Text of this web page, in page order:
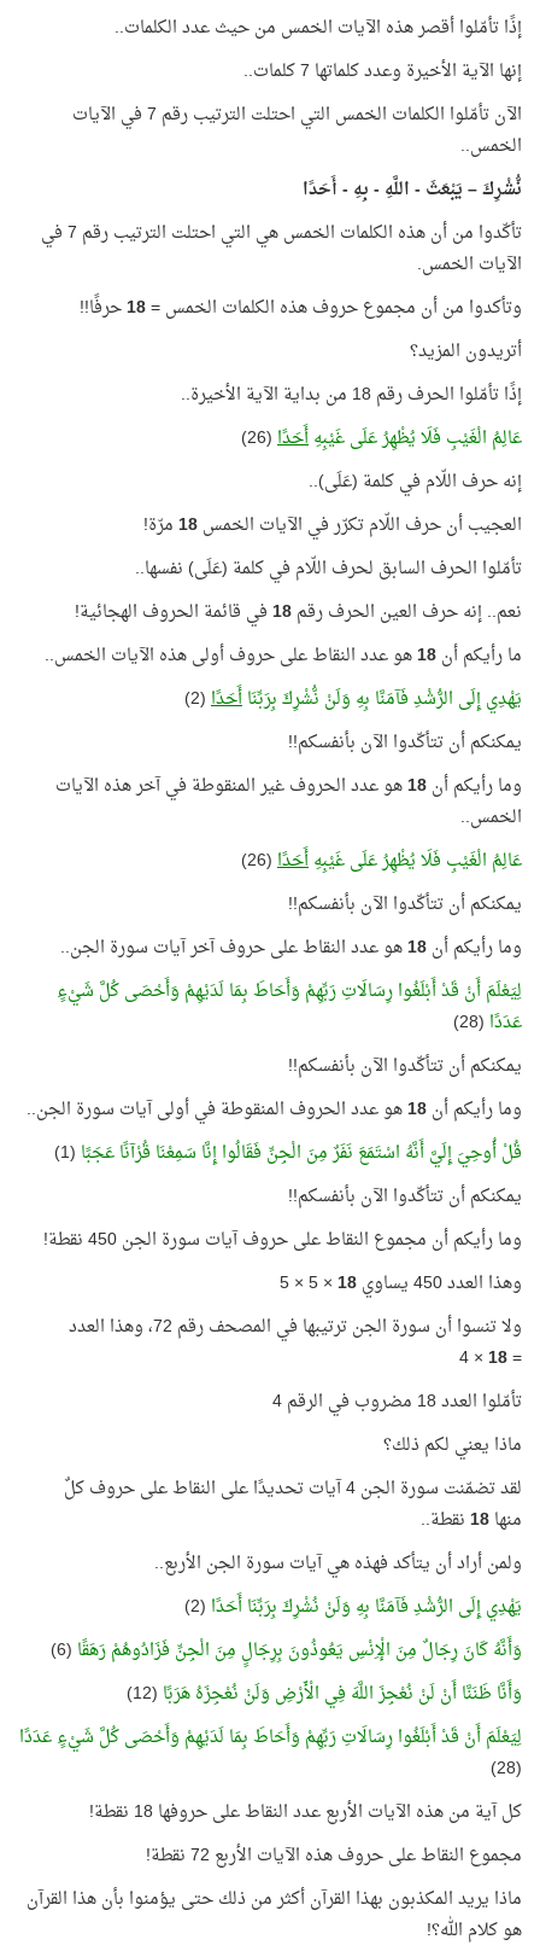
إذًا تأمّلوا أقصر هذه الآيات الخمس من حيث عدد الكلمات..
إنها الآية الأخيرة وعدد كلماتها 7 كلمات..
الآن تأمّلوا الكلمات الخمس التي احتلت الترتيب رقم 7 في الآيات
الخمس..
نُّشْرِكَ – يَبْعَثَ - اللَّهِ - بِهِ - أَحَدًا
تأكّدوا من أن هذه الكلمات الخمس هي التي احتلت الترتيب رقم 7 في
الآيات الخمس.
وتأكدوا من أن مجموع حروف هذه الكلمات الخمس =18حرفًا!!
أتريدون المزيد؟
إذًا تأمّلوا الحرف رقم 18 من بداية الآية الأخيرة..
عَالِمُ الْغَيْبِ فَلَا يُظْهِرُ عَلَى غَيْبِهِأَحَدًا(26)
إنه حرف اللّام في كلمة (عَلَى)..
العجيب أن حرف اللّام تكرّر في الآيات الخمس18مرّة!
تأمّلوا الحرف السابق لحرف اللّام في كلمة (عَلَى) نفسها..
نعم.. إنه حرف العين الحرف رقم18في قائمة الحروف الهجائية!
ما رأيكم أن18هو عدد النقاط على حروف أولى هذه الآيات الخمس..
يَهْدِي إِلَى الرُّشْدِ فَآمَنَّا بِهِ وَلَنْ نُّشْرِكَ بِرَبِّنَاأَحَدًا(2)
يمكنكم أن تتأكّدوا الآن بأنفسكم!!
وما رأيكم أن18هو عدد الحروف غير المنقوطة في آخر هذه الآيات
الخمس..
عَالِمُ الْغَيْبِ فَلَا يُظْهِرُ عَلَى غَيْبِهِأَحَدًا(26)
يمكنكم أن تتأكّدوا الآن بأنفسكم!!
وما رأيكم أن18هو عدد النقاط على حروف آخر آيات سورة الجن..
لِيَعْلَمَ أَنْ قَدْ أَبْلَغُوا رِسَالَاتِ رَبِّهِمْ وَأَحَاطَ بِمَا لَدَيْهِمْ وَأَحْصَى كُلَّ شَيْءٍ
عَدَدًا (28)
يمكنكم أن تتأكّدوا الآن بأنفسكم!!
وما رأيكم أن18هو عدد الحروف المنقوطة في أولى آيات سورة الجن..
قُلْ أُوحِيَ إِلَيَّ أَنَّهُ اسْتَمَعَ نَفَرٌ مِنَ الْجِنِّ فَقَالُوا إِنَّا سَمِعْنَا قُرْآنًا عَجَبًا (1)
يمكنكم أن تتأكّدوا الآن بأنفسكم!!
وما رأيكم أن مجموع النقاط على حروف آيات سورة الجن 450 نقطة!
وهذا العدد 450 يساوي
18
× 5 × 5
ولا تنسوا أن سورة الجن ترتيبها في المصحف رقم 72، وهذا العدد
=
18
× 4
تأمّلوا العدد 18 مضروب في الرقم 4
ماذا يعني لكم ذلك؟
لقد تضمّنت سورة الجن 4 آيات تحديدًا على النقاط على حروف كلٌ
منها18نقطة..
ولمن أراد أن يتأكد فهذه هي آيات سورة الجن الأربع..
يَهْدِي إِلَى الرُّشْدِ فَآمَنَّا بِهِ وَلَنْ نُشْرِكَ بِرَبِّنَا أَحَدًا (2)
وَأَنَّهُ كَانَ رِجَالٌ مِنَ الْإِنْسِ يَعُوذُونَ بِرِجَالٍ مِنَ الْجِنِّ فَزَادُوهُمْ رَهَقًا (6)
وَأَنَّا ظَنَنَّا أَنْ لَنْ نُعْجِزَ اللَّهَ فِي الْأَرْضِ وَلَنْ نُعْجِزَهُ هَرَبًا (12)
لِيَعْلَمَ أَنْ قَدْ أَبْلَغُوا رِسَالَاتِ رَبِّهِمْ وَأَحَاطَ بِمَا لَدَيْهِمْ وَأَحْصَى كُلَّ شَيْءٍ عَدَدًا
(28)
كل آية من هذه الآيات الأربع عدد النقاط على حروفها 18 نقطة!
مجموع النقاط على حروف هذه الآيات الأربع 72 نقطة!
ماذا يريد المكذبون بهذا القرآن أكثر من ذلك حتى يؤمنوا بأن هذا القرآن
هو كلام الله؟!